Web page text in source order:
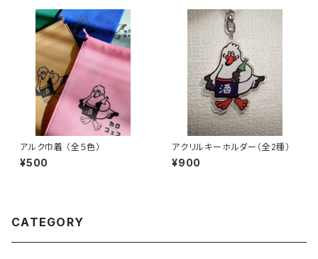
アルク巾着 （全５色）
¥500
アクリルキーホルダー（全2種）
¥900
CATEGORY